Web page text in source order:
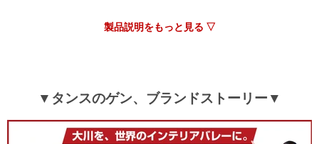
またのご来店をお待ちしております。
女1人で狭い場所でも組み立てられました。洗濯機で使用する
製品説明をもっと見る ▽
▼タンスのゲン、ブランドストーリー▼